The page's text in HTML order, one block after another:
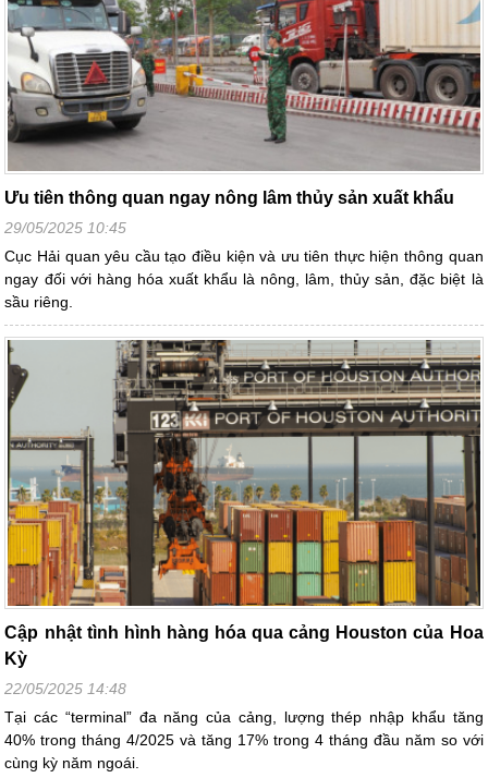
Ưu tiên thông quan ngay nông lâm thủy sản xuất khẩu
29/05/2025 10:45
Cục Hải quan yêu cầu tạo điều kiện và ưu tiên thực hiện thông quan
ngay đối với hàng hóa xuất khẩu là nông, lâm, thủy sản, đặc biệt là
sầu riêng.
Cập nhật tình hình hàng hóa qua cảng Houston của Hoa
Kỳ
22/05/2025 14:48
Tại các “terminal” đa năng của cảng, lượng thép nhập khẩu tăng
40% trong tháng 4/2025 và tăng 17% trong 4 tháng đầu năm so với
cùng kỳ năm ngoái.